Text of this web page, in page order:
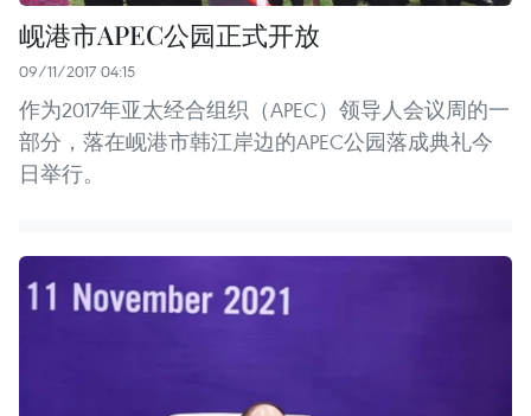
岘港市APEC公园正式开放
09/11/2017 04:15
作为2017年亚太经合组织（APEC）领导人会议周的一
部分，落在岘港市韩江岸边的APEC公园落成典礼今
日举行。